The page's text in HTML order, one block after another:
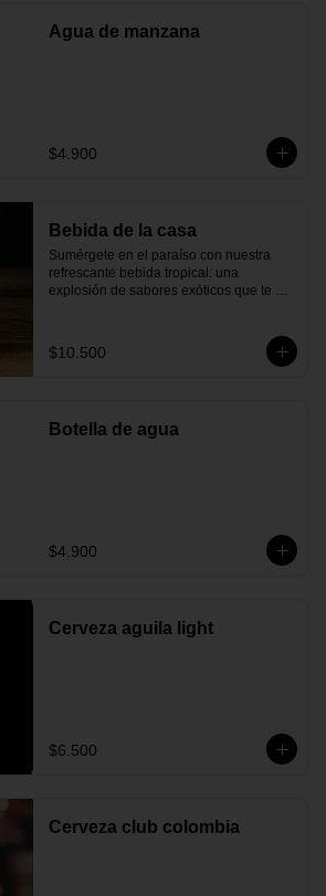
Agua de manzana
$4.900
Bebida de la casa
Sumérgete en el paraíso con nuestra
refrescante bebida tropical: una
explosión de sabores exóticos que te
el dulce néctar de piña fresca con el
toque ácido del maracuyá y el limón,
$10.500
Botella de agua
$4.900
Cerveza aguila light
$6.500
Cerveza club colombia